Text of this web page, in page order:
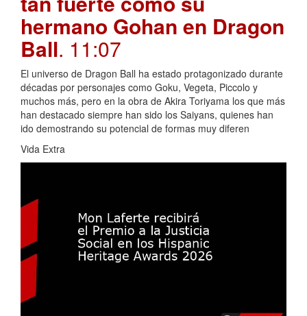
hermano Gohan en Dragon
Ball. 11:07
El universo de Dragon Ball ha estado protagonizado durante
décadas por personajes como Goku, Vegeta, Piccolo y
muchos más, pero en la obra de Akira Toriyama los que más
han destacado siempre han sido los Saiyans, quienes han
ido demostrando su potencial de formas muy diferen
Vida Extra